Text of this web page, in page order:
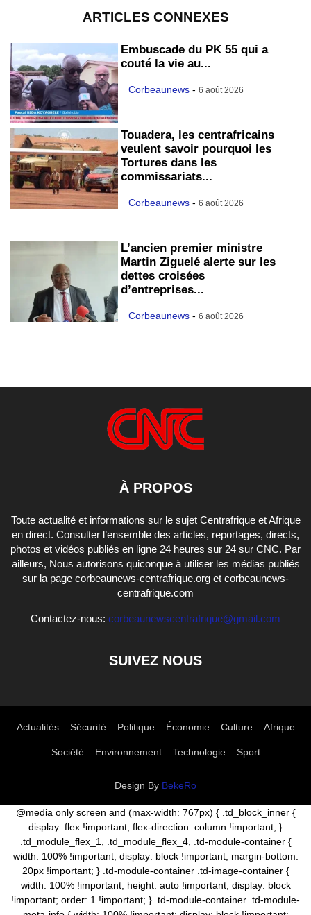
ARTICLES CONNEXES
Embuscade du PK 55 qui a
couté la vie au...
Corbeaunews - 6 août 2026
Touadera, les centrafricains
veulent savoir pourquoi les
Tortures dans les
commissariats...
Corbeaunews - 6 août 2026
L’ancien premier ministre
Martin Ziguelé alerte sur les
dettes croisées
d’entreprises...
Corbeaunews - 6 août 2026
À PROPOS
Toute actualité et informations sur le sujet Centrafrique et Afrique
en direct. Consulter l’ensemble des articles, reportages, directs,
photos et vidéos publiés en ligne 24 heures sur 24 sur CNC. Par
ailleurs, Nous autorisons quiconque à utiliser les médias publiés
sur la page corbeaunews-centrafrique.org et corbeaunews-
centrafrique.com
Contactez-nous: corbeaunewscentrafrique@gmail.com
SUIVEZ NOUS
Actualités Sécurité Politique Économie Culture Afrique
Société Environnement Technologie Sport
Design By BekeRo
@media only screen and (max-width: 767px) { .td_block_inner {
display: flex !important; flex-direction: column !important; }
.td_module_flex_1, .td_module_flex_4, .td-module-container {
width: 100% !important; display: block !important; margin-bottom:
20px !important; } .td-module-container .td-image-container {
width: 100% !important; height: auto !important; display: block
!important; order: 1 !important; } .td-module-container .td-module-